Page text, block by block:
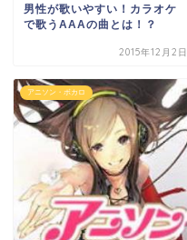
男性が歌いやすい！カラオケ
で歌うAAAの曲とは！？
2015年12月2日
アニソン・ボカロ